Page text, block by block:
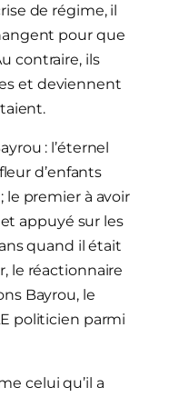
de régime, il
pour que
contraire, ils
et deviennent
: l’éternel
d’enfants
le premier à avoir
appuyé sur les
quand il était
le réactionnaire
Bayrou, le
politicien parmi
celui qu’il a